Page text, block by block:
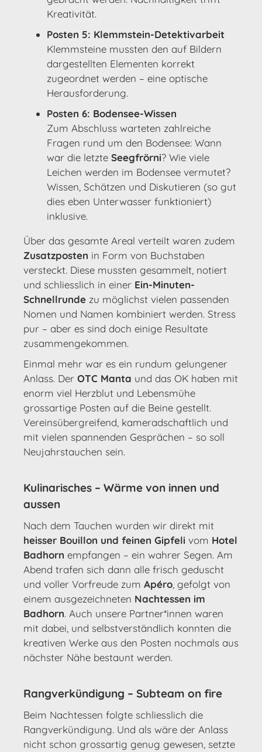
Kreativität.
Posten 5: Klemmstein-Detektivarbeit
Klemmsteine mussten den auf Bildern
dargestellten Elementen korrekt
zugeordnet werden – eine optische
Herausforderung.
Posten 6: Bodensee-Wissen
Zum Abschluss warteten zahlreiche
Fragen rund um den Bodensee: Wann
war die letzte Seegfrörni? Wie viele
Leichen werden im Bodensee vermutet?
Wissen, Schätzen und Diskutieren (so gut
dies eben Unterwasser funktioniert)
inklusive.
Über das gesamte Areal verteilt waren zudem
Zusatzposten in Form von Buchstaben
versteckt. Diese mussten gesammelt, notiert
und schliesslich in einer Ein-Minuten-
Schnellrunde zu möglichst vielen passenden
Nomen und Namen kombiniert werden. Stress
pur – aber es sind doch einige Resultate
zusammengekommen.
Einmal mehr war es ein rundum gelungener
Anlass. Der OTC Manta und das OK haben mit
enorm viel Herzblut und Lebensmühe
grossartige Posten auf die Beine gestellt.
Vereinsübergreifend, kameradschaftlich und
mit vielen spannenden Gesprächen – so soll
Neujahrstauchen sein.
Kulinarisches – Wärme von innen und
aussen
Nach dem Tauchen wurden wir direkt mit
heisser Bouillon und feinen Gipfeli vom Hotel
Badhorn empfangen – ein wahrer Segen. Am
Abend trafen sich dann alle frisch geduscht
und voller Vorfreude zum Apéro , gefolgt von
einem ausgezeichneten Nachtessen im
Badhorn. Auch unsere Partner*innen waren
mit dabei, und selbstverständlich konnten die
kreativen Werke aus den Posten nochmals aus
nächster Nähe bestaunt werden.
Rangverkündigung – Subteam on fire
Beim Nachtessen folgte schliesslich die
Rangverkündigung. Und als wäre der Anlass
nicht schon grossartig genug gewesen, setzte